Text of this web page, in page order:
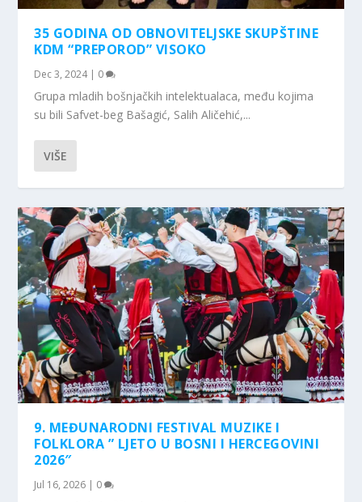
IZUZETNO USPJEŠNA 2024. GODINA
KO RUŠI, A KO BRANI BOŠNJAČKU ZAJEDNICU
KULTURE
BZK “PREPOROD” VISOKO OBILJEŽAVA
MEĐUN...
ŽIVOT ZA VJERU, NAROD I DOMOVINU –
EDHEM ŠAH...
MEĐUNARODNI FESTIVAL MUZIKE I
FOLKLORA „LJETO U BO...
35 GODINA OD OBNOVITELJSKE SKUPŠTINE
KDM “PREPOROD” VISOKO
Dec 3, 2024| 0
Grupa mladih bošnjačkih intelektualaca, među kojima
su bili Safvet-beg Bašagić, Salih Aličehić,...
VIŠE
9. MEĐUNARODNI FESTIVAL MUZIKE I
FOLKLORA ” LJETO U BOSNI I HERCEGOVINI
2026″
Jul 16, 2026 | 0